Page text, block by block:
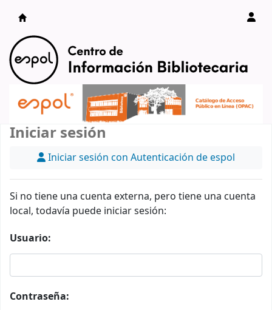
Catálogo en línea
Iniciar sesión
Iniciar sesión con Autenticación de espol
Si no tiene una cuenta externa, pero tiene una cuenta
local, todavía puede iniciar sesión:
Usuario:
Contraseña: